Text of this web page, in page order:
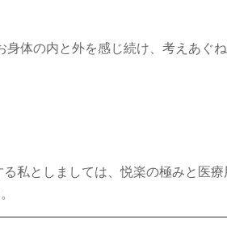
体の内と外を感じ続け、考えあぐ
私としましては、悦楽の極みと医